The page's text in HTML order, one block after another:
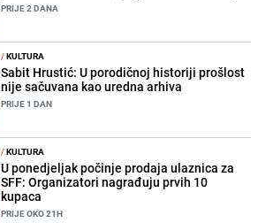
PRIJE 2 DANA
/KULTURA
Sabit Hrustić: U porodičnoj historiji prošlost
nije sačuvana kao uredna arhiva
PRIJE 1 DAN
/KULTURA
U ponedjeljak počinje prodaja ulaznica za
SFF: Organizatori nagrađuju prvih 10
kupaca
PRIJE OKO 21H